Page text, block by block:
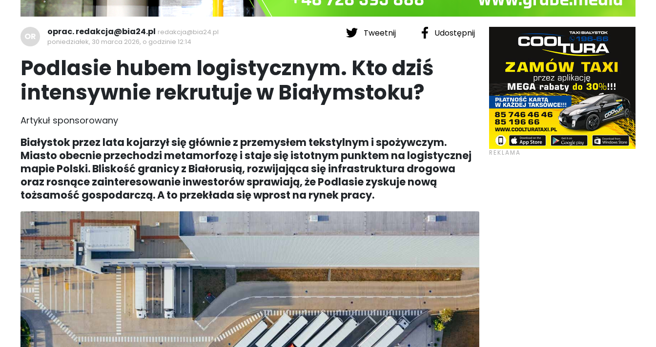
Tweetnij Udostępnij
OR oprac. redakcja@bia24.pl redakcja@bia24.pl
poniedziałek, 30 marca 2026, o godzinie 12:14
Podlasie hubem logistycznym. Kto dziś
intensywnie rekrutuje w Białymstoku?
Artykuł sponsorowany
Białystok przez lata kojarzył się głównie z przemysłem tekstylnym i spożywczym.
Miasto obecnie przechodzi metamorfozę i staje się istotnym punktem na logistycznej
mapie Polski. Bliskość granicy z Białorusią, rozwijająca się infrastruktura drogowa
oraz rosnące zainteresowanie inwestorów sprawiają, że Podlasie zyskuje nową
tożsamość gospodarczą. A to przekłada się wprost na rynek pracy.